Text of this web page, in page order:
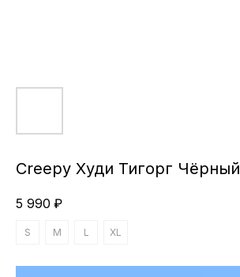
Creepy Худи Тигорг Чёрный
5 990 ₽
S M L XL